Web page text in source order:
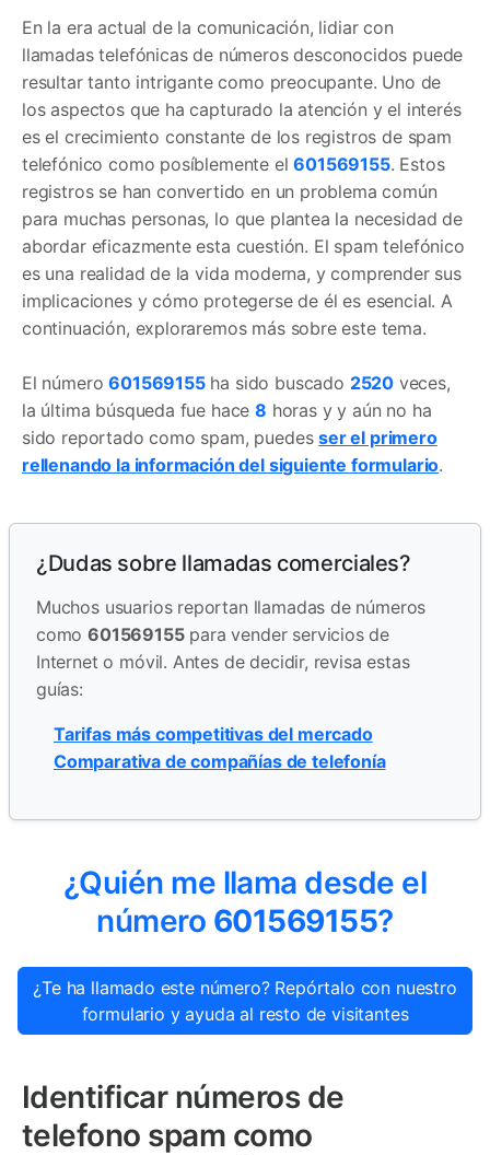
En la era actual de la comunicación, lidiar con
llamadas telefónicas de números desconocidos puede
resultar tanto intrigante como preocupante. Uno de
los aspectos que ha capturado la atención y el interés
es el crecimiento constante de los registros de spam
telefónico como posíblemente el601569155. Estos
registros se han convertido en un problema común
para muchas personas, lo que plantea la necesidad de
abordar eficazmente esta cuestión. El spam telefónico
es una realidad de la vida moderna, y comprender sus
implicaciones y cómo protegerse de él es esencial. A
continuación, exploraremos más sobre este tema.
El número601569155ha sido buscado 2520veces,
la última búsqueda fue hace8 horas y y aún no ha
sido reportado como spam, puedesser el primero
rellenando la información del siguiente formulario.
¿Dudas sobre llamadas comerciales?
Muchos usuarios reportan llamadas de números
como601569155para vender servicios de
Internet o móvil. Antes de decidir, revisa estas
guías:
Tarifas más competitivas del mercado
Comparativa de compañías de telefonía
¿Quién me llama desde el
número 601569155?
¿Te ha llamado este número? Repórtalo con nuestro
formulario y ayuda al resto de visitantes
Identificar números de
telefono spam como